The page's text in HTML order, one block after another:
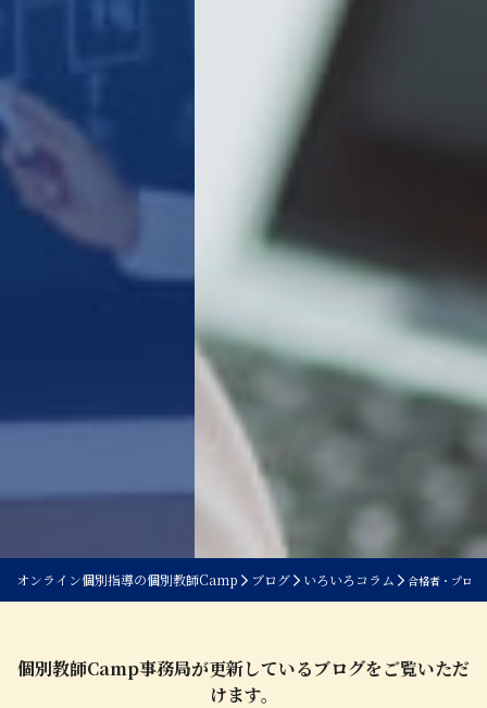
オンライン個別指導の個別教師Camp ブログ いろいろコラム 合格者・プロ
個別教師Camp事務局が更新しているブログをご覧いただ
けます。